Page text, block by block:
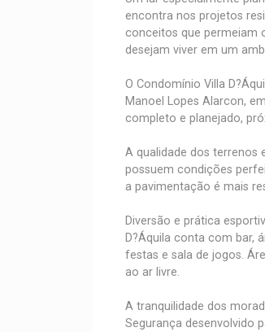
encontra nos projetos
conceitos que permeiam
desejam viver em um
O Condomínio Villa
Manoel Lopes Alarcon,
completo e planejado,
A qualidade dos terrenos
possuem condições
a pavimentação é mais
Diversão e prática
D?Áquila conta com bar,
festas e sala de jogos.
ao ar livre.
A tranquilidade dos
Segurança desenvolvido